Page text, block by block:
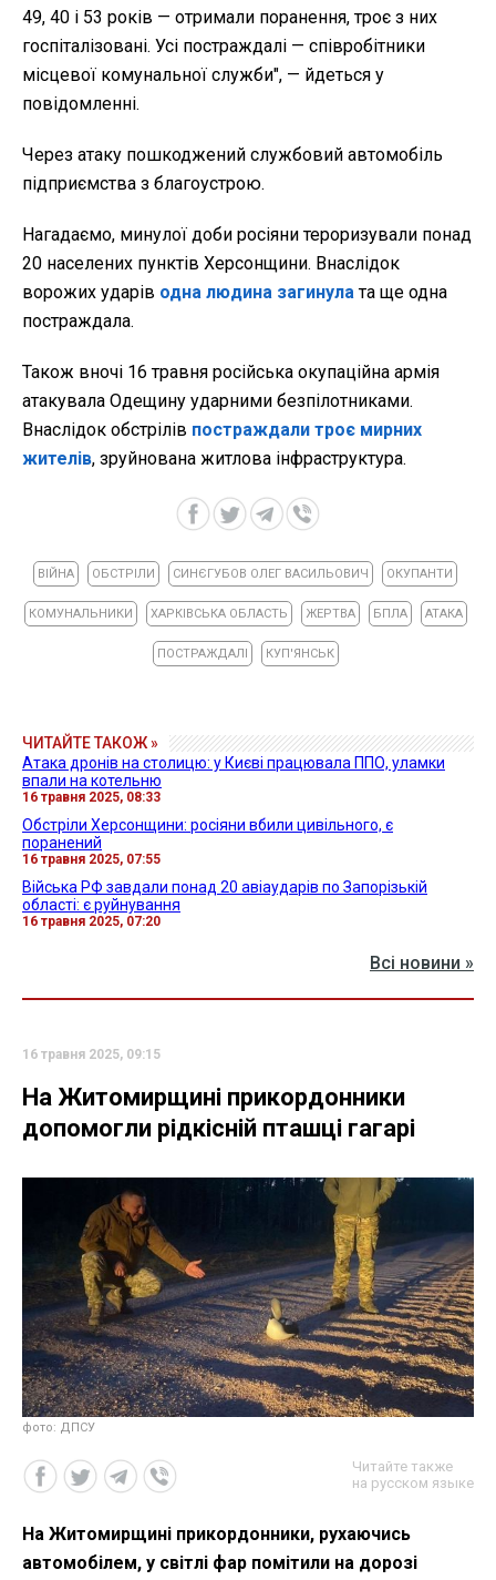
49, 40 і 53 років — отримали поранення, троє з них
госпіталізовані. Усі постраждалі — співробітники
місцевої комунальної служби", — йдеться у
повідомленні.
Через атаку пошкоджений службовий автомобіль
підприємства з благоустрою.
Нагадаємо, минулої доби росіяни тероризували понад
20 населених пунктів Херсонщини. Внаслідок
ворожих ударів одна людина загинулата ще одна
постраждала.
Також вночі 16 травня російська окупаційна армія
атакувала Одещину ударними безпілотниками.
Внаслідок обстрілів постраждали троє мирних
жителів, зруйнована житлова інфраструктура.
ВІЙНА ОБСТРІЛИ СИНЄГУБОВ ОЛЕГ ВАСИЛЬОВИЧ ОКУПАНТИ
КОМУНАЛЬНИКИ ХАРКІВСЬКА ОБЛАСТЬ ЖЕРТВА БПЛА АТАКА
ПОСТРАЖДАЛІ КУП'ЯНСЬК
ЧИТАЙТЕ ТАКОЖ »
Атака дронів на столицю: у Києві працювала ППО, уламки
впали на котельню
16 травня 2025, 08:33
Обстріли Херсонщини: росіяни вбили цивільного, є
поранений
16 травня 2025, 07:55
Війська РФ завдали понад 20 авіаударів по Запорізькій
області: є руйнування
16 травня 2025, 07:20
Всі новини »
16 травня 2025, 09:15
На Житомирщині прикордонники
допомогли рідкісній пташці гагарі
фото: ДПСУ
Читайте также
на русском языке
На Житомирщині прикордонники, рухаючись
автомобілем, у світлі фар помітили на дорозі